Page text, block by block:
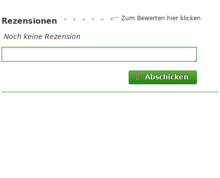
Rezensionen Zum Bewerten hier klicken
Noch keine Rezension
Abschicken